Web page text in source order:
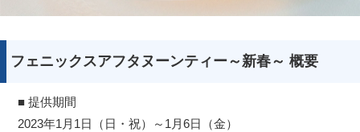
フェニックスアフタヌーンティー～新春～ 概要
■ 提供期間
2023年1月1日（日・祝）～1月6日（金）